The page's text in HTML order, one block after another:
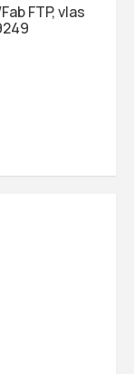
FTP, vlas